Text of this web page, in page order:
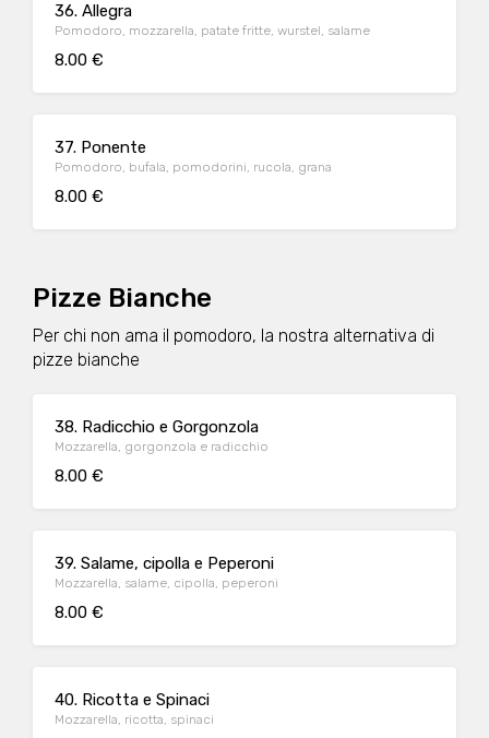
36. Allegra
Pomodoro, mozzarella, patate fritte, wurstel, salame
8.00 €
37. Ponente
Pomodoro, bufala, pomodorini, rucola, grana
8.00 €
Pizze Bianche
Per chi non ama il pomodoro, la nostra alternativa di
pizze bianche
38. Radicchio e Gorgonzola
Mozzarella, gorgonzola e radicchio
8.00 €
39. Salame, cipolla e Peperoni
Mozzarella, salame, cipolla, peperoni
8.00 €
40. Ricotta e Spinaci
Mozzarella, ricotta, spinaci